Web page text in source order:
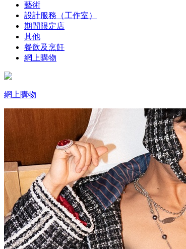
藝術
設計服務（工作室）
期間限定店
其他
餐飲及烹飪
網上購物
網上購物